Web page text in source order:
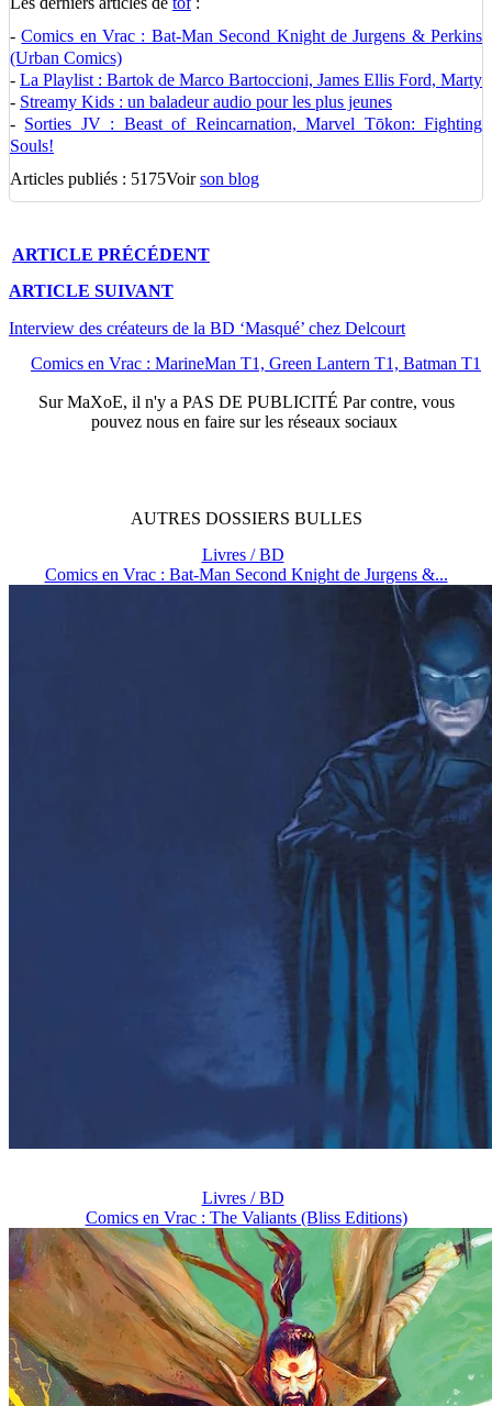
-Comics en Vrac : Bat-Man Second Knight de Jurgens & Perkins
(Urban Comics)
- La Playlist : Bartok de Marco Bartoccioni, James Ellis Ford, Marty
- Streamy Kids : un baladeur audio pour les plus jeunes
- Sorties JV : Beast of Reincarnation, Marvel Tōkon: Fighting
Souls!
Articles publiés : 5175Voirson blog
ARTICLE PRÉCÉDENT
ARTICLE SUIVANT
Interview des créateurs de la BD ‘Masqué’ chez Delcourt
Comics en Vrac : MarineMan T1, Green Lantern T1, Batman T1
SurMaXoE, il n'y a PAS DE PUBLICITÉ Par contre, vous
pouvez nous en faire sur les réseaux sociaux
AUTRES DOSSIERS BULLES
Livres / BD
Comics en Vrac : Bat-Man Second Knight de Jurgens &...
Livres / BD
Comics en Vrac : The Valiants (Bliss Editions)